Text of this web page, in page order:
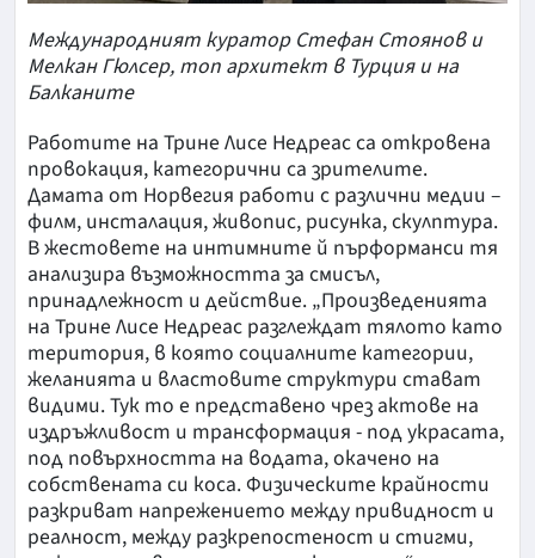
Международният куратор Стефан Стоянов и
Мелкан Гюлсер, топ архитект в Турция и на
Балканите
Работите на Трине Лисе Недреас са откровена
провокация, категорични са зрителите.
Дамата от Норвегия работи с различни медии –
филм, инсталация, живопис, рисунка, скулптура.
В жестовете на интимните й пърформанси тя
анализира възможността за смисъл,
принадлежност и действие. „Произведенията
на Трине Лисе Недреас разглеждат тялото като
територия, в която социалните категории,
желанията и властовите структури стават
видими. Тук то е представено чрез актове на
издръжливост и трансформация - под украсата,
под повърхността на водата, окачено на
собствената си коса. Физическите крайности
разкриват напрежението между привидност и
реалност, между разкрепостеност и стигми,